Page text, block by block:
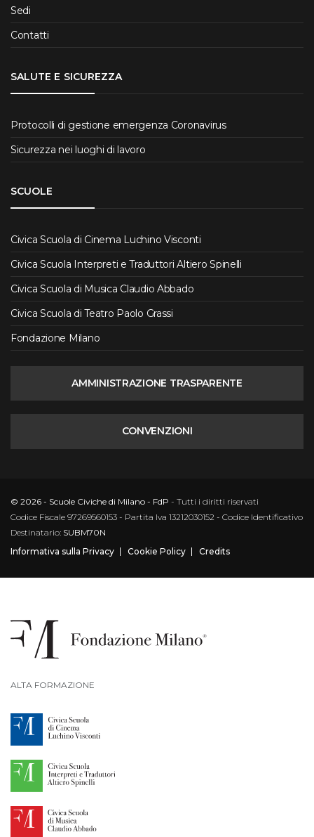
Sedi
Contatti
SALUTE E SICUREZZA
Protocolli di gestione emergenza Coronavirus
Sicurezza nei luoghi di lavoro
SCUOLE
Civica Scuola di Cinema Luchino Visconti
Civica Scuola Interpreti e Traduttori Altiero Spinelli
Civica Scuola di Musica Claudio Abbado
Civica Scuola di Teatro Paolo Grassi
Fondazione Milano
AMMINISTRAZIONE TRASPARENTE
CONVENZIONI
© 2026 - Scuole Civiche di Milano - FdP - Tutti i diritti riservati
Codice Fiscale 97269560153 - Partita Iva 13212030152 - Codice Identificativo
Destinatario: SUBM70N
Informativa sulla Privacy
Cookie Policy Credits
ALTA FORMAZIONE